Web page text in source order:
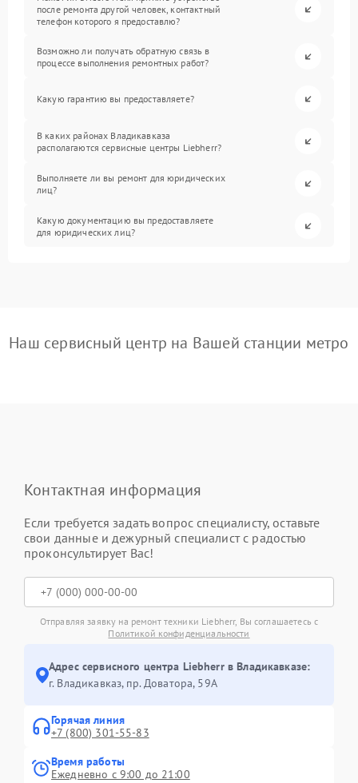
после ремонта другой человек, контактный
телефон которого я предоставлю?
Возможно ли получать обратную связь в
процессе выполнения ремонтных работ?
Какую гарантию вы предоставляете?
В каких районах Владикавказа
располагаются сервисные центры Liebherr?
Выполняете ли вы ремонт для юридических
лиц?
Какую документацию вы предоставляете
для юридических лиц?
Наш сервисный центр на Вашей станции метро
Контактная информация
Если требуется задать вопрос специалисту, оставьте
свои данные и дежурный специалист с радостью
проконсультирует Вас!
Отправляя заявку на ремонт техники Liebherr, Вы соглашаетесь с
Политикой конфиденциальности
Адрес сервисного центра Liebherr в Владикавказе:
г. Владикавказ, пр. Доватора, 59А
Горячая линия
+7 (800) 301-55-83
Время работы
Ежедневно с 9:00 до 21:00